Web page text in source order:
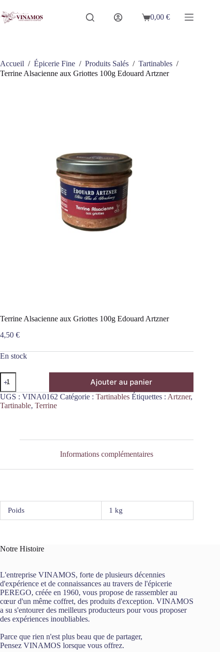
au
contenu
Panier
0,00€
Accueil / Épicerie Fine / Produits Salés / Tartinables /
Terrine Alsacienne aux Griottes 100g Edouard Artzner
Terrine Alsacienne aux Griottes 100g Edouard Artzner
4,50 €
En stock
quantité
de
Terrine
Alsacienne
aux
Artzner
Ajouter au panier
UGS : VINA0162 Catégorie : Tartinables Étiquettes : Artzner,
Tartinable, Terrine
Informations complémentaires
Poids 1 kg
Notre Histoire
L'entreprise VINAMOS, forte de plusieurs décennies
d'expérience et de connaissances au travers de l'épicerie
PEREGO, créée en 1960, vous propose de rassembler au
cœur d'un même coffret, des produits d'exception. VINAMOS
a su s'entourer des meilleurs producteurs pour vous proposer
des expériences inoubliables.
Parce que rien n'est plus beau que de partager,
Pensez VINAMOS lorsque vous offrez.